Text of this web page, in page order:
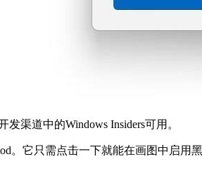
渠道中的Windows Insiders可用。
。它只需点击一下就能在画图中启用